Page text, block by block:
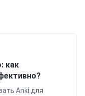
как
Anki для